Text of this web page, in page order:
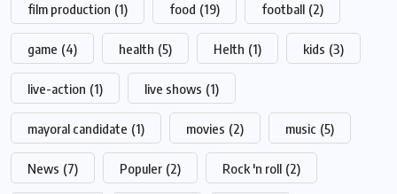
film production (1) food (19) football (2)
game (4) health (5) Helth (1) kids (3)
live-action (1) live shows (1)
mayoral candidate (1) movies (2) music (5)
News (7) Populer (2) Rock 'n roll (2)